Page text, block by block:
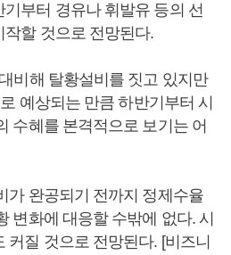
부터 경유나 휘발유 등의 선
할 것으로 전망된다.
비해 탈황설비를 짓고 있지만
예상되는 만큼 하반기부터 시
수혜를 본격적으로 보기는 어
가 완공되기 전까지 정제수율
변화에 대응할 수밖에 없다. 시
커질 것으로 전망된다. [비즈니